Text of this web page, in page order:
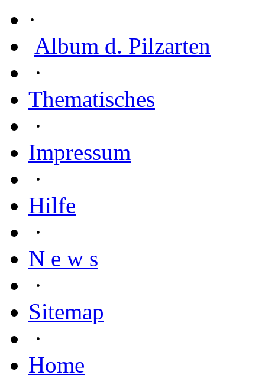
·
Album d. Pilzarten
·
Thematisches
·
Impressum
·
Hilfe
·
N e w s
·
Sitemap
·
Home